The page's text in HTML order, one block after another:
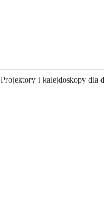
Projektory i kalejdoskopy dla